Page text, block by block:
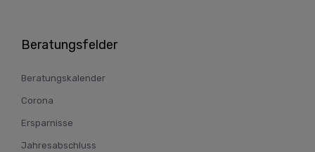
Beratungsfelder
Beratungskalender
Corona
Ersparnisse
Jahresabschluss